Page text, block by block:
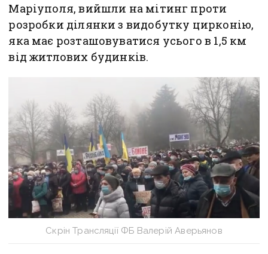
Маріуполя, вийшли на мітинг проти
розробки ділянки з видобутку цирконію,
яка має розташовуватися усього в 1,5 км
від житлових будинків.
Скрін Трансляції ФБ Валерій Аверьянов